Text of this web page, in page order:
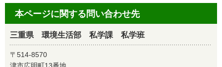
本ページに関する問い合わせ先
三重県 環境生活部 私学課 私学班
〒514-8570